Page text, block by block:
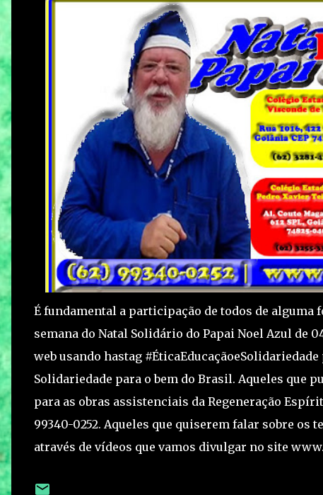
É fundamental a participação de todos de alguma
semana do Natal Solidário do Papai Noel Azul de
web usando hastag
Solidariedade para o bem do Brasil. Aqueles que
para as obras assistenciais da Regeneração
99340-0252. Aqueles que quiserem falar sobre os
através de vídeos que vamos divulgar no site